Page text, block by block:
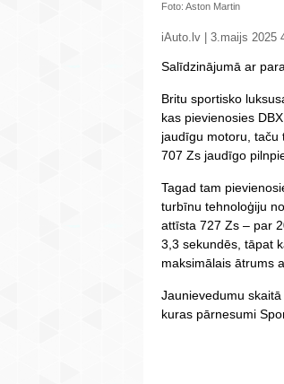
Foto: Aston Martin
iAuto.lv | 3.maijs 2025
Salīdzinājumā ar
Britu sportisko
kas pievienosies
jaudīgu motoru, taču
707 Zs jaudīgo
Tagad tam
turbīnu tehnoloģiju
attīsta 727 Zs – par
3,3 sekundēs, tāpat
maksimālais ātrums
Jaunievedumu
kuras pārnesumi